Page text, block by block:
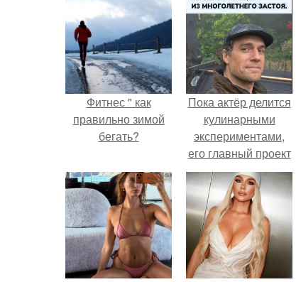
Фитнес " как
правильно зимой
бегать?
Пока актёр делится
кулинарными
экспериментами,
его главный проект
сделал серьёзный
шаг вперёд.